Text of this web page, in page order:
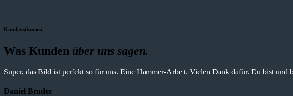
Kundenstimmen
Was Kunden über uns sagen.
Super, das Bild ist perfekt so für uns. Eine Hammer-Arbeit. Vielen Dank dafür. Du bist und
Daniel Bruder